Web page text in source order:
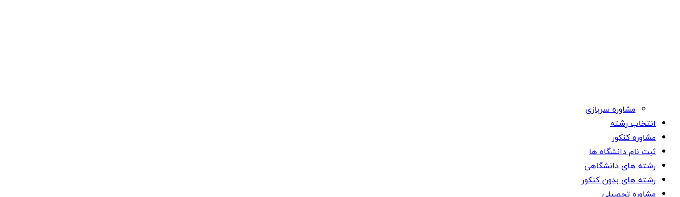
مشاوره سربازی
انتخاب رشته
مشاوره کنکور
ثبت نام دانشگاه ها
رشته های دانشگاهی
رشته های بدون کنکور
مشاوره تحصیلی